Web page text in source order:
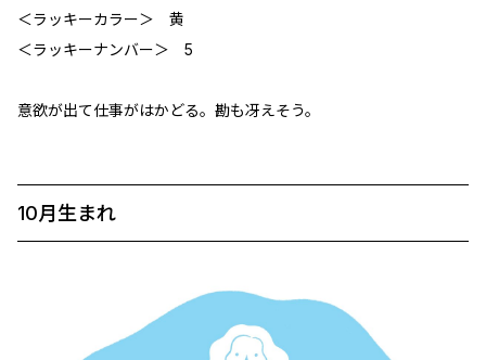
＜ラッキーカラー＞ 黄
＜ラッキーナンバー＞ 5
意欲が出て仕事がはかどる。勘も冴えそう。
10月生まれ